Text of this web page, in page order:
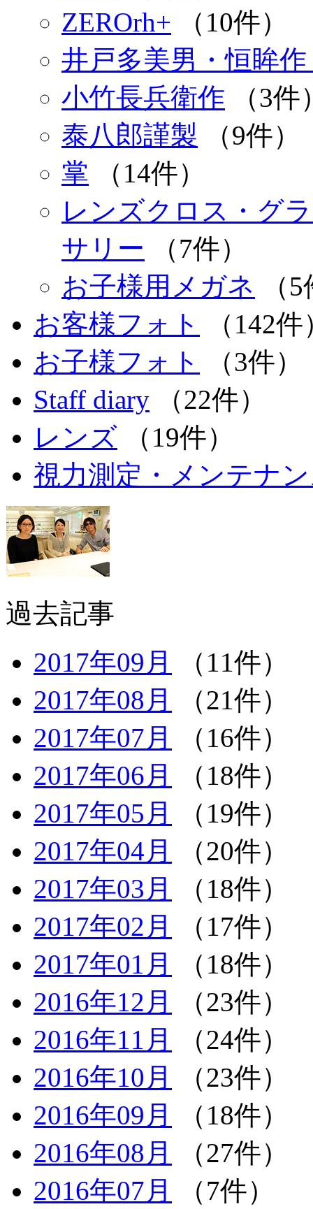
ZEROrh+ （10件）
井戸多美男・恒眸
小竹長兵衛作 （3件
泰八郎謹製 （9件）
掌 （14件）
レンズクロス・グ
サリー （7件）
お子様用メガネ
（
お客様フォト
（142件
お子様フォト
（3件）
Staff diary （22件）
レンズ （19件）
視力測定・メンテナ
過去記事
2017年09月
（11件）
2017年08月
（21件）
2017年07月
（16件）
2017年06月
（18件）
2017年05月
（19件）
2017年04月
（20件）
2017年03月
（18件）
2017年02月
（17件）
2017年01月
（18件）
2016年12月
（23件）
2016年11月
（24件）
2016年10月
（23件）
2016年09月
（18件）
2016年08月
（27件）
2016年07月
（7件）